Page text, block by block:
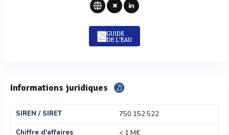
Informations juridiques
SIREN / SIRET
750 152 522
Chiffre d'affaires